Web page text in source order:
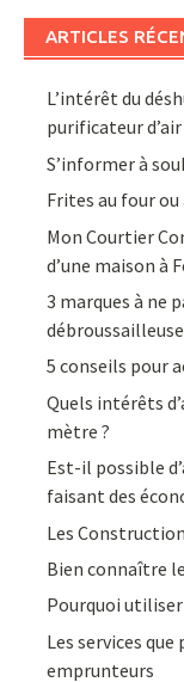
ARTICLES
L’intérêt du
purificateur d’air
S’informer à
Frites au four
Mon Courtier
d’une maison à
3 marques à ne
5 conseils pour
Quels intérêts
mètre ?
Est-il possible
faisant des
Les
Bien connaître
Pourquoi
Les services
emprunteurs